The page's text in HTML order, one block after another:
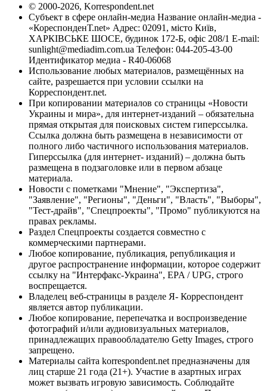
© 2000-2026, Korrespondent.net
Субъект в сфере онлайн-медиа Название онлайн-медиа -
«КореспонденТ.net» Адрес: 02091, місто Київ,
ХАРКІВСЬКЕ ШОСЕ, будинок 172-Б, офіс 208/1 E-mail:
sunlight@mediadim.com.ua Телефон: 044-205-43-00
Идентификатор медиа - R40-06068
Использование любых материалов, размещённых на
сайте, разрешается при условии ссылки на
Корреспондент.net.
При копировании материалов со страницы «Новости
Украины и мира», для интернет-изданий – обязательна
прямая открытая для поисковых систем гиперссылка.
Ссылка должна быть размещена в независимости от
полного либо частичного использования материалов.
Гиперссылка (для интернет- изданий) – должна быть
размещена в подзаголовке или в первом абзаце
материала.
Новости с пометками "Мнение", "Экспертиза",
"Заявление", "Регионы", "Деньги", "Власть", "Выборы",
"Тест-драйв", "Спецпроекты", "Промо" публикуются на
правах рекламы.
Раздел Спецпроекты создается совместно с
коммерческими партнерами.
Любое копирование, публикация, републикация и
другое распространение информации, которое содержит
ссылку на "Интерфакс-Украина", EPA / UPG, строго
воспрещается.
Владелец веб-страницы в разделе Я- Корреспондент
является автор публикации.
Любое копирование, перепечатка и воспроизведение
фотографий и/или аудиовизуальных материалов,
принадлежащих правообладателю Getty Images, строго
запрещено.
Материалы сайта korrespondent.net предназначены для
лиц старше 21 года (21+). Участие в азартных играх
может вызвать игровую зависимость. Соблюдайте